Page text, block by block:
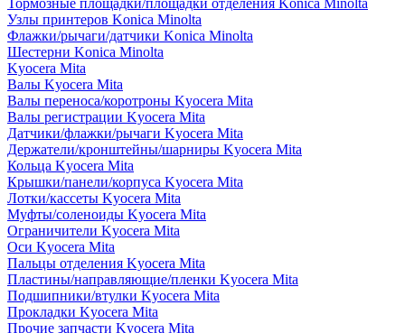
Тормозные площадки/площадки отделения Konica Minolta
Узлы принтеров Konica Minolta
Флажки/рычаги/датчики Konica Minolta
Шестерни Konica Minolta
Kyocera Mita
Валы Kyocera Mita
Валы переноса/коротроны Kyocera Mita
Валы регистрации Kyocera Mita
Датчики/флажки/рычаги Kyocera Mita
Держатели/кронштейны/шарниры Kyocera Mita
Кольца Kyocera Mita
Крышки/панели/корпуса Kyocera Mita
Лотки/кассеты Kyocera Mita
Муфты/соленоиды Kyocera Mita
Ограничители Kyocera Mita
Оси Kyocera Mita
Пальцы отделения Kyocera Mita
Пластины/направляющие/пленки Kyocera Mita
Подшипники/втулки Kyocera Mita
Прокладки Kyocera Mita
Прочие запчасти Kyocera Mita